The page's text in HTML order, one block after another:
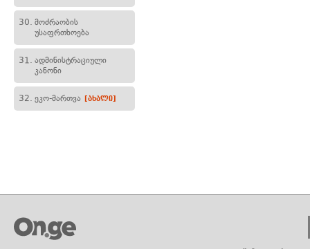
30. მოძრაობის
უსაფრთხოება
31. ადმინისტრაციული
კანონი
32. ეკო-მართვა [ახალი]